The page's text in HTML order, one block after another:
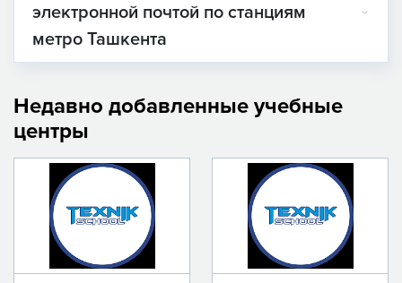
электронной почтой по станциям
метро Ташкента
Недавно добавленные учебные
центры